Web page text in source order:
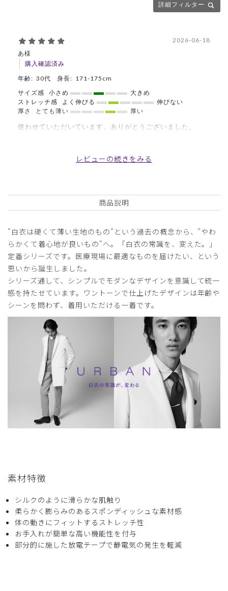
詳細フィルター
あ様
購入確認済み
2026-06-18
年齢: 30代 身長: 171-175cm
サイズ感
小さめ
大きめ
ストレッチ感
よく伸びる
伸びない
厚さ
とても薄い 厚い
使わせていただいています。ありがとうございました。
ご購入者様
購入確認済み
年齢: 40代 身長: 176-180cm 体重: 66-70kg
着やすく、着心地が素晴らしい。肌触りがいい。
商品：B12メンズ白衣:アーバンLABコート/白/L
役に立った 0
ジム様
購入確認済み
2026-02-19
60代 身長: 体重:
かっこいいが、ややスリムに絞ってある。ロンハーマンが着
やすい。
ご購入者様
購入確認済み
2025-11-06
白衣の内側に黄ばみがありました，もう買わないと思います
レビューの続きをみる
商品説明
"白衣は硬くて薄い生地のもの"という過去の概念から、"やわ
らかくて着心地が良いもの"へ。「白衣の常識を、変えた。」
定番シリーズです。医療現場に最適なものを届けたい、という
思いから誕生しました。
シリーズ通して、シンプルでモダンなデザインを意識して統一
感を持たせています。ワントーンで仕上げたデザインは年齢や
シーンを問わず、着用いただける一着です。
素材特徴
シルクのように滑らかな肌触り
柔らかく膨らみのあるスポンディッシュな素材感
体の動きにフィットするストレッチ性
お手入れが簡単な高い機能性を付与
部分的に施した放電テープで静電気の発生を軽減